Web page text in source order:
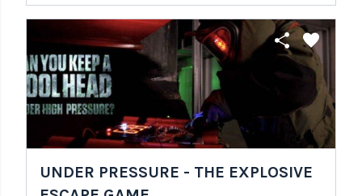
share favorite
UNDER PRESSURE - THE EXPLOSIVE